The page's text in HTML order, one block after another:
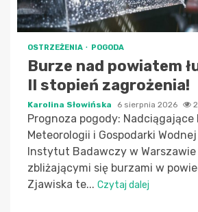
OSTRZEŻENIA POGODA
Burze nad powiatem
II stopień zagrożenia!
Karolina Słowińska 6 sierpnia 2026 2
Prognoza pogody:
Meteorologii i Gospodarki
Instytut Badawczy w
zbliżającymi się burzami w
Zjawiska te... Czytaj dalej